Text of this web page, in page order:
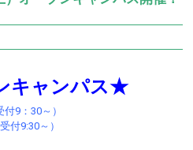
キャンパス★
9：30～）
付9:30～）